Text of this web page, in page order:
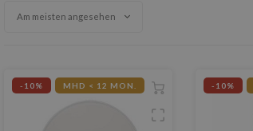
Am meisten angesehen
-10% MHD < 12 MON. -10%